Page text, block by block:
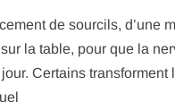
de sourcils, d’une
la table, pour que la
Certains transforment